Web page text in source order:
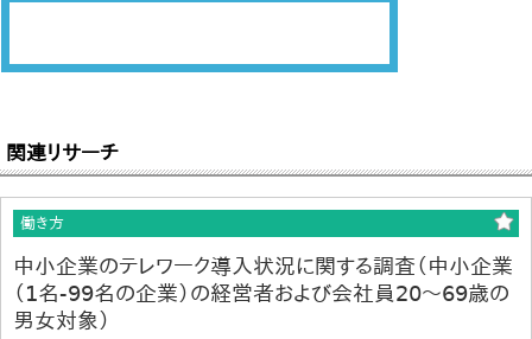
関連リサーチ
働き方
中小企業のテレワーク導入状況に関する調査（中小企業
（1名-99名の企業）の経営者および会社員20～69歳の
男女対象）